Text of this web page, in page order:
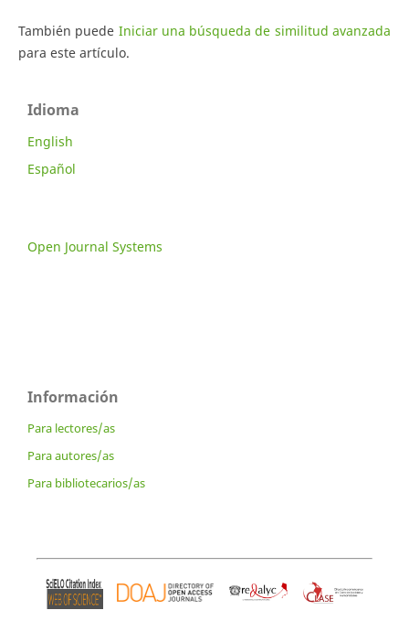
También puede Iniciar una búsqueda de similitud avanzada
para este artículo.
Idioma
English
Español
Open Journal Systems
Información
Para lectores/as
Para autores/as
Para bibliotecarios/as